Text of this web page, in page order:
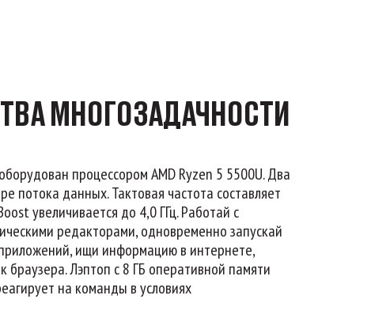
МНОГОЗАДАЧНОСТИ
процессором AMD Ryzen 5 5500U. Два
потока данных. Тактовая частота составляет
увеличивается до 4,0 ГГц. Работай с
редакторами, одновременно запускай
ищи информацию в интернете,
браузера. Лэптоп с 8 ГБ оперативной памяти
на команды в условиях